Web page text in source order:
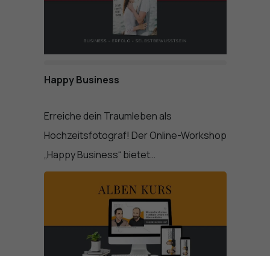
Happy Business
Erreiche dein Traumleben als
Hochzeitsfotograf! Der Online-Workshop
„Happy Business“ bietet…